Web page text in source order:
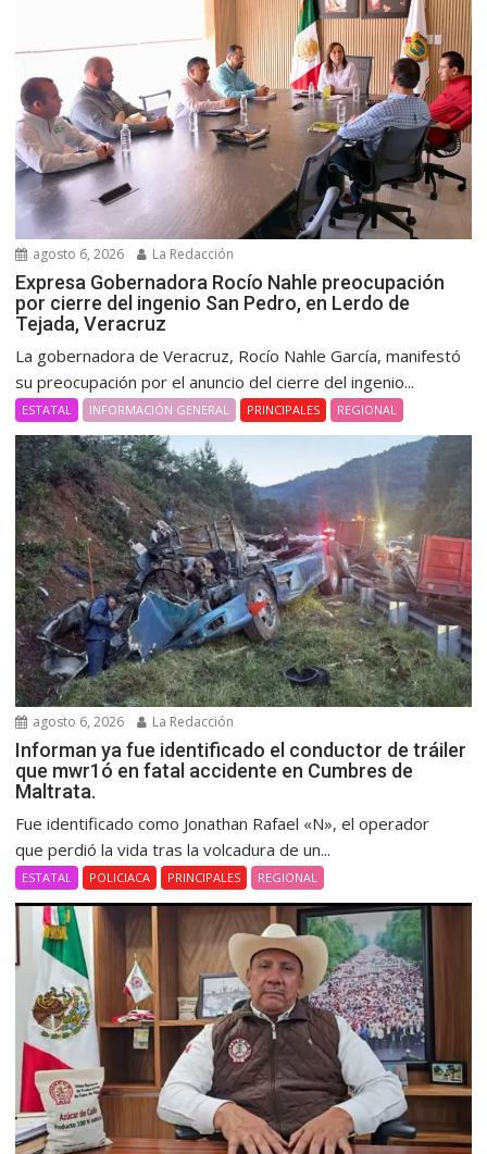
agosto 6, 2026 La Redacción
Expresa Gobernadora Rocío Nahle preocupación
por cierre del ingenio San Pedro, en Lerdo de
Tejada, Veracruz
La gobernadora de Veracruz, Rocío Nahle García, manifestó
su preocupación por el anuncio del cierre del ingenio...
ESTATAL INFORMACIÓN GENERAL PRINCIPALES REGIONAL
agosto 6, 2026 La Redacción
Informan ya fue identificado el conductor de tráiler
que mwr1ó en fatal accidente en Cumbres de
Maltrata.
Fue identificado como Jonathan Rafael «N», el operador
que perdió la vida tras la volcadura de un...
ESTATAL POLICIACA PRINCIPALES REGIONAL